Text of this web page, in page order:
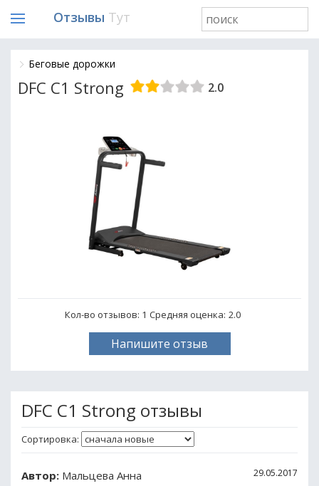
Отзывы Тут
Беговые дорожки
DFC C1 Strong 2.0
Кол-во отзывов: 1 Средняя оценка: 2.0
Напишите отзыв
DFC C1 Strong отзывы
Сортировка:
Автор: Мальцева Анна 29.05.2017